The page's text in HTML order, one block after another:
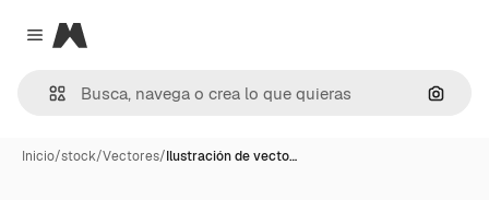
Close menu
Magnific
Inicio/stock/Vectores/Ilustración de vecto…